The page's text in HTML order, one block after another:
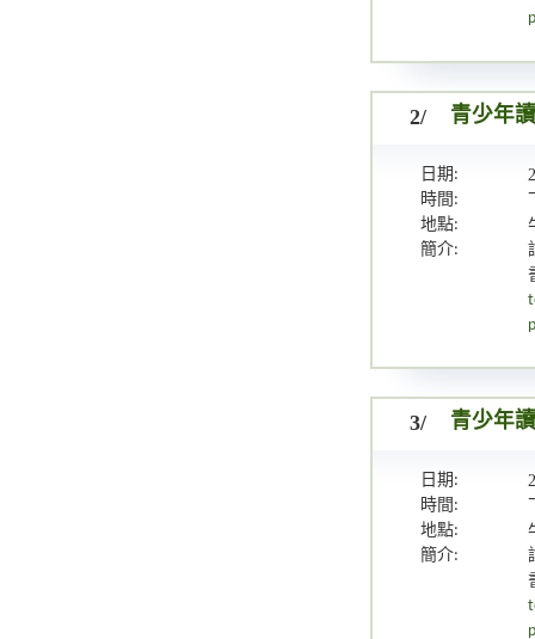
2/ 青少年
日期:
時間:
地點:
簡介:
3/ 青少年
日期:
時間:
地點:
簡介: